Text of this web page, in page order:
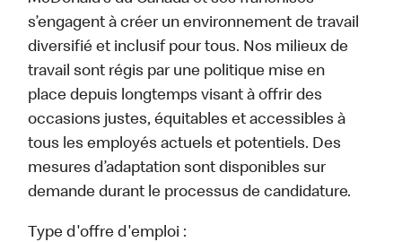
s’engagent à créer un environnement de travail
diversifié et inclusif pour tous. Nos milieux de
travail sont régis par une politique mise en
place depuis longtemps visant à offrir des
occasions justes, équitables et accessibles à
tous les employés actuels et potentiels. Des
mesures d’adaptation sont disponibles sur
demande durant le processus de candidature.
Type d'offre d'emploi :